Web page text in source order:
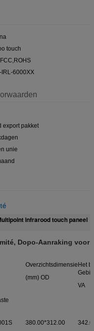
touch
IRL-6000XX
export pakket
unie
infrarood touch paneel
Dopo-Aanraking voor
Overzichtsdimensie
(mm) OD
Het
VA
380.00*312.00